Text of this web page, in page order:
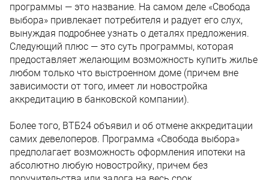
программы — это название. На самом деле «Свобода
выбора» привлекает потребителя и радует его слух,
вынуждая подробнее узнать о деталях предложения.
Следующий плюс — это суть программы, которая
предоставляет желающим возможность купить жилье
любом только что выстроенном доме (причем вне
зависимости от того, имеет ли новостройка
аккредитацию в банковской компании).
Более того, ВТБ24 объявил и об отмене аккредитации
самих девелоперов. Программа «Свобода выбора»
предполагает возможность оформления ипотеки на
абсолютно любую новостройку, причем без